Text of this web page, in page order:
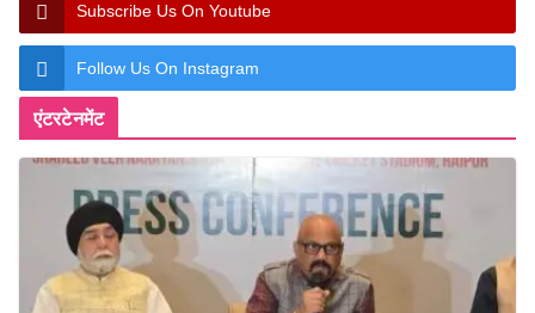
Subscribe Us On Youtube
Follow Us On Instagram
एंटरटेनमेंट